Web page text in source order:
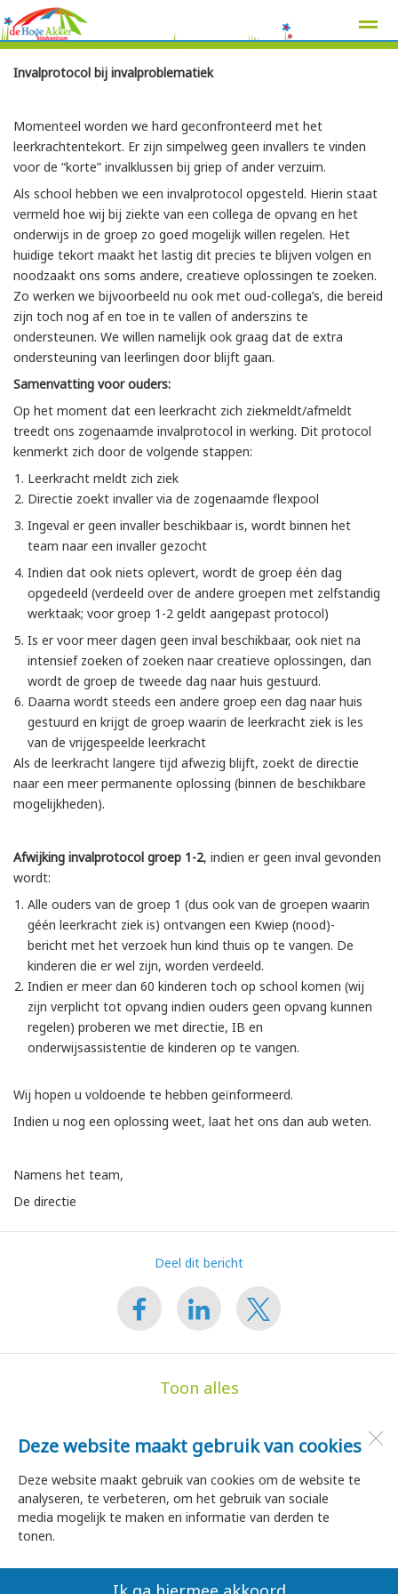
Home Zoeken Nieuws Agenda
Deze website maakt gebruik van cookies
Deze website maakt gebruik van cookies om de website te
analyseren, te verbeteren, om het gebruik van sociale
media mogelijk te maken en informatie van derden te
tonen.
Invalprotocol bij invalproblematiek
Momenteel worden we hard geconfronteerd met het
leerkrachtentekort. Er zijn simpelweg geen invallers te vinden
voor de “korte” invalklussen bij griep of ander verzuim.
Als school hebben we een invalprotocol opgesteld. Hierin staat
vermeld hoe wij bij ziekte van een collega de opvang en het
onderwijs in de groep zo goed mogelijk willen regelen. Het
huidige tekort maakt het lastig dit precies te blijven volgen en
noodzaakt ons soms andere, creatieve oplossingen te zoeken.
Zo werken we bijvoorbeeld nu ook met oud-collega’s, die bereid
zijn toch nog af en toe in te vallen of anderszins te
ondersteunen. We willen namelijk ook graag dat de extra
ondersteuning van leerlingen door blijft gaan.
Samenvatting voor ouders:
Op het moment dat een leerkracht zich ziekmeldt/afmeldt
treedt ons zogenaamde invalprotocol in werking. Dit protocol
kenmerkt zich door de volgende stappen:
Leerkracht meldt zich ziek
Directie zoekt invaller via de zogenaamde flexpool
Ingeval er geen invaller beschikbaar is, wordt binnen het
team naar een invaller gezocht
Indien dat ook niets oplevert, wordt de groep één dag
opgedeeld (verdeeld over de andere groepen met zelfstandig
werktaak; voor groep 1-2 geldt aangepast protocol)
Is er voor meer dagen geen inval beschikbaar, ook niet na
intensief zoeken of zoeken naar creatieve oplossingen, dan
wordt de groep de tweede dag naar huis gestuurd.
Daarna wordt steeds een andere groep een dag naar huis
gestuurd en krijgt de groep waarin de leerkracht ziek is les
van de vrijgespeelde leerkracht
Als de leerkracht langere tijd afwezig blijft, zoekt de directie
naar een meer permanente oplossing (binnen de beschikbare
mogelijkheden).
Afwijking invalprotocol groep 1-2, indien er geen inval gevonden
wordt:
Alle ouders van de groep 1 (dus ook van de groepen waarin
géén leerkracht ziek is) ontvangen een Kwiep (nood)-
bericht met het verzoek hun kind thuis op te vangen. De
kinderen die er wel zijn, worden verdeeld.
Indien er meer dan 60 kinderen toch op school komen (wij
zijn verplicht tot opvang indien ouders geen opvang kunnen
regelen) proberen we met directie, IB en
onderwijsassistentie de kinderen op te vangen.
Wij hopen u voldoende te hebben geïnformeerd.
Indien u nog een oplossing weet, laat het ons dan aub weten.
Namens het team,
De directie
Deel dit bericht
Toon alles
de Hoge Akker
1747 HA Tuitjenhorn